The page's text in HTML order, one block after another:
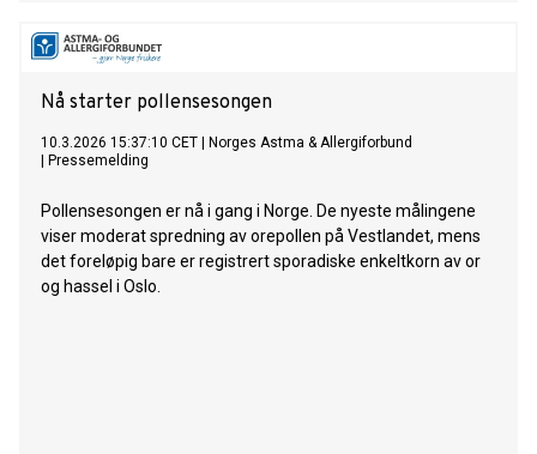
like mange – 44 prosent – at de har liten tillit.
Nå starter pollensesongen
10.3.2026 15:37:10 CET
Norges Astma & Allergiforbund
Pressemelding
Pollensesongen er nå i gang i Norge. De nyeste målingene
viser moderat spredning av orepollen på Vestlandet, mens
det foreløpig bare er registrert sporadiske enkeltkorn av or
og hassel i Oslo.